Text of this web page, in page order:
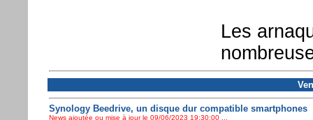
Les
Synology Beedrive, un disque dur compatible smartphones
News ajoutée ou mise à jour le 09/06/2023 19:30:00 ...